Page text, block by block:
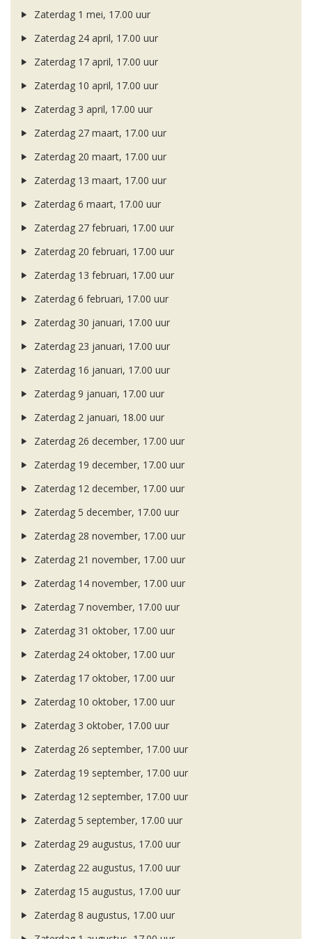
Zaterdag 1 mei, 17.00 uur
Zaterdag 24 april, 17.00 uur
Zaterdag 17 april, 17.00 uur
Zaterdag 10 april, 17.00 uur
Zaterdag 3 april, 17.00 uur
Zaterdag 27 maart, 17.00 uur
Zaterdag 20 maart, 17.00 uur
Zaterdag 13 maart, 17.00 uur
Zaterdag 6 maart, 17.00 uur
Zaterdag 27 februari, 17.00 uur
Zaterdag 20 februari, 17.00 uur
Zaterdag 13 februari, 17.00 uur
Zaterdag 6 februari, 17.00 uur
Zaterdag 30 januari, 17.00 uur
Zaterdag 23 januari, 17.00 uur
Zaterdag 16 januari, 17.00 uur
Zaterdag 9 januari, 17.00 uur
Zaterdag 2 januari, 18.00 uur
Zaterdag 26 december, 17.00 uur
Zaterdag 19 december, 17.00 uur
Zaterdag 12 december, 17.00 uur
Zaterdag 5 december, 17.00 uur
Zaterdag 28 november, 17.00 uur
Zaterdag 21 november, 17.00 uur
Zaterdag 14 november, 17.00 uur
Zaterdag 7 november, 17.00 uur
Zaterdag 31 oktober, 17.00 uur
Zaterdag 24 oktober, 17.00 uur
Zaterdag 17 oktober, 17.00 uur
Zaterdag 10 oktober, 17.00 uur
Zaterdag 3 oktober, 17.00 uur
Zaterdag 26 september, 17.00 uur
Zaterdag 19 september, 17.00 uur
Zaterdag 12 september, 17.00 uur
Zaterdag 5 september, 17.00 uur
Zaterdag 29 augustus, 17.00 uur
Zaterdag 22 augustus, 17.00 uur
Zaterdag 15 augustus, 17.00 uur
Zaterdag 8 augustus, 17.00 uur